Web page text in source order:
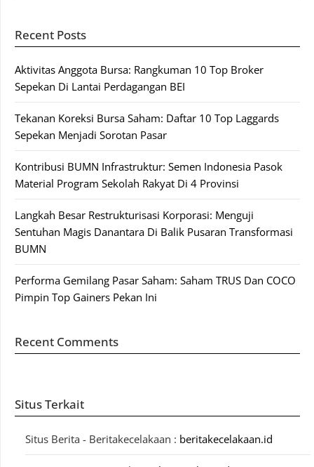
Recent Posts
Aktivitas Anggota Bursa: Rangkuman 10 Top Broker
Sepekan Di Lantai Perdagangan BEI
Tekanan Koreksi Bursa Saham: Daftar 10 Top Laggards
Sepekan Menjadi Sorotan Pasar
Kontribusi BUMN Infrastruktur: Semen Indonesia Pasok
Material Program Sekolah Rakyat Di 4 Provinsi
Langkah Besar Restrukturisasi Korporasi: Menguji
Sentuhan Magis Danantara Di Balik Pusaran Transformasi
BUMN
Performa Gemilang Pasar Saham: Saham TRUS Dan COCO
Pimpin Top Gainers Pekan Ini
Recent Comments
Situs Terkait
Situs Berita - Beritakecelakaan : beritakecelakaan.id